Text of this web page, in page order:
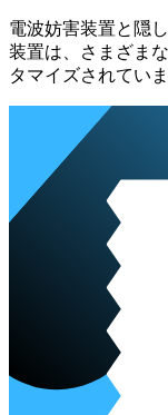
電波妨害装置と隠
装置は、さまざま
タマイズされてい